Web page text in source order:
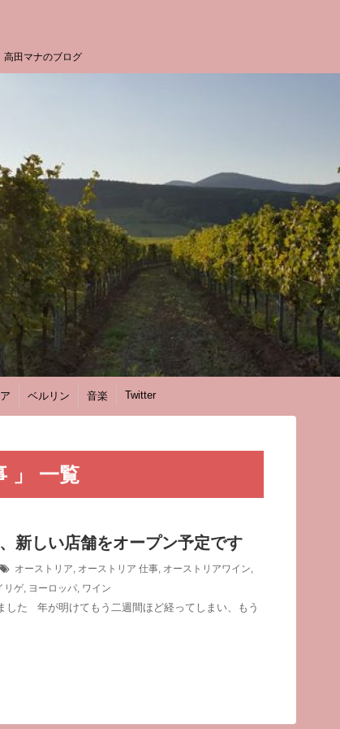
高田マナのブログ
ベルリン 音楽 Twitter
」 一覧
新しい店舗をオープン予定です
オーストリア, オーストリア 仕事, オーストリアワイン,
リゲ, ヨーロッパ, ワイン
した 年が明けてもう二週間ほど経ってしまい、もう